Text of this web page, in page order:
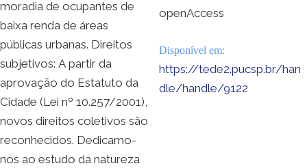
moradia de ocupantes de
baixa renda de áreas
públicas urbanas. Direitos
subjetivos: A partir da
aprovação do Estatuto da
Cidade (Lei nº 10.257/2001),
novos direitos coletivos são
reconhecidos. Dedicamo-
nos ao estudo da natureza
openAccess
Disponível em:
https://tede2.pucsp.br/han
dle/handle/9122